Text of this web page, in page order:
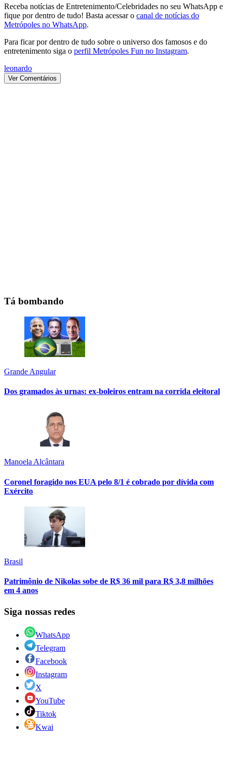
Receba notícias de Entretenimento/Celebridades no seu WhatsApp e
fique por dentro de tudo! Basta acessar o canal de notícias do
Metrópoles no WhatsApp.
Para ficar por dentro de tudo sobre o universo dos famosos e do
entretenimento siga o perfil Metrópoles Fun no Instagram.
leonardo
Ver Comentários
Tá bombando
Grande Angular
Dos gramados às urnas: ex-boleiros entram na corrida eleitoral
Manoela Alcântara
Coronel foragido nos EUA pelo 8/1 é cobrado por dívida com
Exército
Brasil
Patrimônio de Nikolas sobe de R$ 36 mil para R$ 3,8 milhões
em 4 anos
Siga nossas redes
WhatsApp
Telegram
Facebook
Instagram
X
YouTube
Tiktok
Kwai